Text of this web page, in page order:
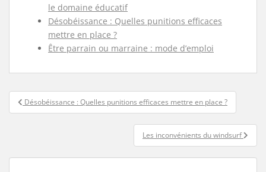
le domaine éducatif
Désobéissance : Quelles punitions efficaces
mettre en place ?
Être parrain ou marraine : mode d’emploi
Navigation
de
Désobéissance : Quelles punitions efficaces mettre en place ?
Les inconvénients du windsurf